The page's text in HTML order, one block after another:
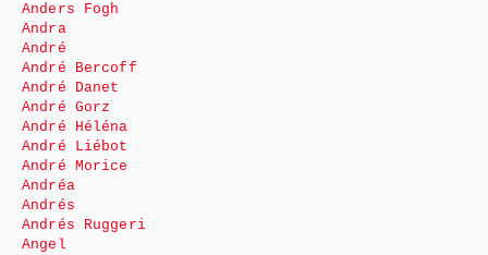
Anders Fogh
Andra
André
André Bercoff
André Danet
André Gorz
André Héléna
André Liébot
André Morice
Andréa
Andrés
Andrés Ruggeri
Angel